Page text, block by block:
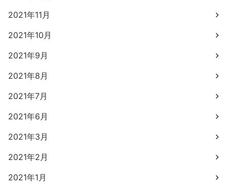
2021年11月
2021年10月
2021年9月
2021年8月
2021年7月
2021年6月
2021年3月
2021年2月
2021年1月